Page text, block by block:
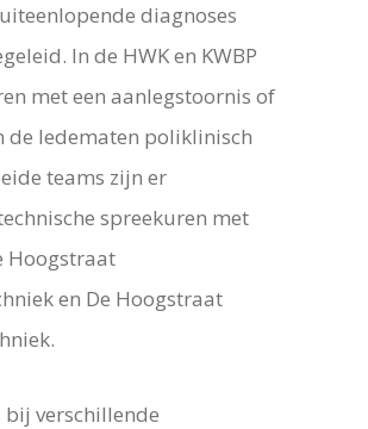
diagnoses
In de HWK en KWBP
met een aanlegstoornis of
de ledematen poliklinisch
teams zijn er
spreekuren met
Hoogstraat
en De Hoogstraat
bij verschillende